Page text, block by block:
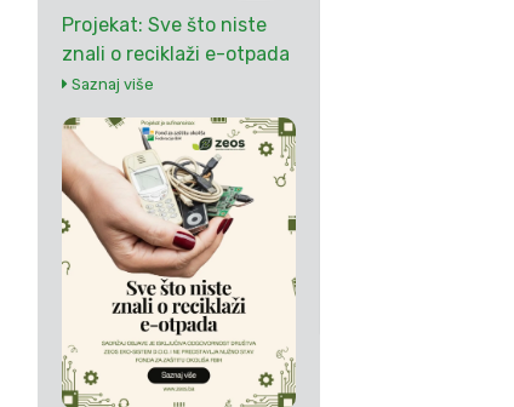
Projekat: Sve što niste
znali o reciklaži e-otpada
Saznaj više